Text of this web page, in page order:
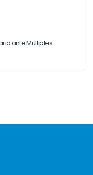
ante Múltiples